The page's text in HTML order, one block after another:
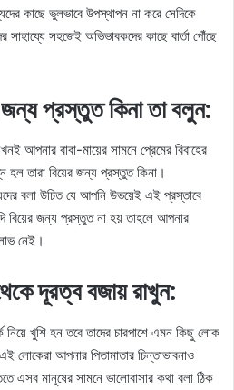
কাছে ভুলভাবে উপস্থাপন না করে সেদিকে
সাহায্যে সহজেই অভিভাবকদের কাছে বার্তা পৌঁছে
জন্য প্রস্তুত কিনা তা বলুন:
আপনার বাবা-মায়ের সামনে প্রেমের বিবাহের
হল তারা বিয়ের জন্য প্রস্তুত কিনা।
বলা উচিত যে আপনি উভয়েই এই প্রস্তাবে
বিয়ের জন্য প্রস্তুত না হয় তাহলে আপনার
নেই।
দূরত্ব বজায় রাখুন:
খুশি হন তবে তাদের চারপাশে এমন কিছু লোক
লোকেরা আপনার পিতামাতার চিন্তাভাবনাও
এসব মানুষের সামনে ভালোবাসার কথা বলা ঠিক